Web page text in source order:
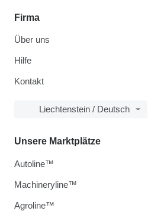
Firma
Über uns
Hilfe
Kontakt
Liechtenstein / Deutsch
Unsere Marktplätze
Autoline™
Machineryline™
Agroline™